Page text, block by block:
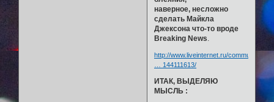
наверное, несложно
сделать Майкла
Джексона что-то вроде
Вreaking News
http://www.liveinternet.ru/community/ke
… 144111613/
ИТАК, ВЫДЕЛЯЮ
МЫСЛЬ :